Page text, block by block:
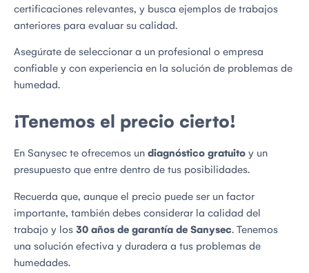
certificaciones relevantes, y busca ejemplos de trabajos
anteriores para evaluar su calidad.
Asegúrate de seleccionar a un profesional o empresa
confiable y con experiencia en la solución de problemas de
humedad.
¡Tenemos el precio cierto!
En Sanysec te ofrecemos un diagnóstico gratuito y un
presupuesto que entre dentro de tus posibilidades.
Recuerda que, aunque el precio puede ser un factor
importante, también debes considerar la calidad del
trabajo y los 30 años de garantía de Sanysec. Tenemos
una solución efectiva y duradera a tus problemas de
humedades.